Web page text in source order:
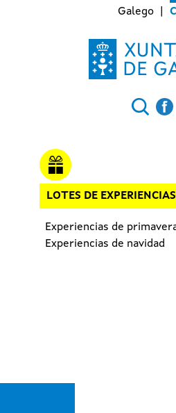
Galego
LOTES DE EXPERIENCIAS
Experiencias de
Experiencias de navidad